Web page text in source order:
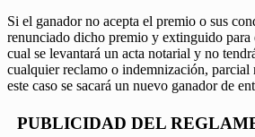
Si el ganador no acepta el premio o sus
renunciado dicho premio y extinguido para
cual se levantará un acta notarial y no
cualquier reclamo o indemnización,
este caso se sacará un nuevo ganador de
PUBLICIDAD DEL